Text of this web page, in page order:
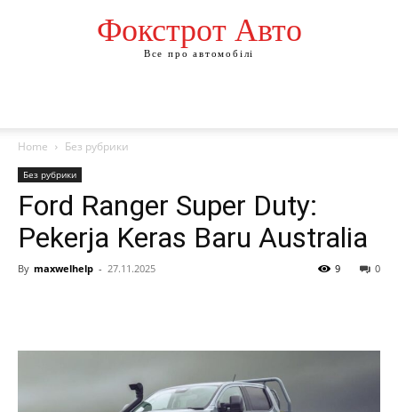
Фокстрот Авто
Все про автомобілі
Home Без рубрики
Без рубрики
Ford Ranger Super Duty:
Pekerja Keras Baru Australia
By maxwelhelp - 27.11.2025 0
9